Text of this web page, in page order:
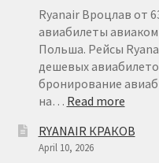
Ryanair Вроцлав от
авиабилеты
Польша. Рейсы
дешевых
бронирование
на… Read more:
RYANAIR КРАКОВ
April 10, 2026